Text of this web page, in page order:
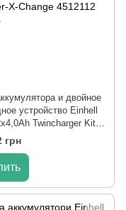
и двойное
устройство Einhell
Twincharger Kit
X-Change
грн